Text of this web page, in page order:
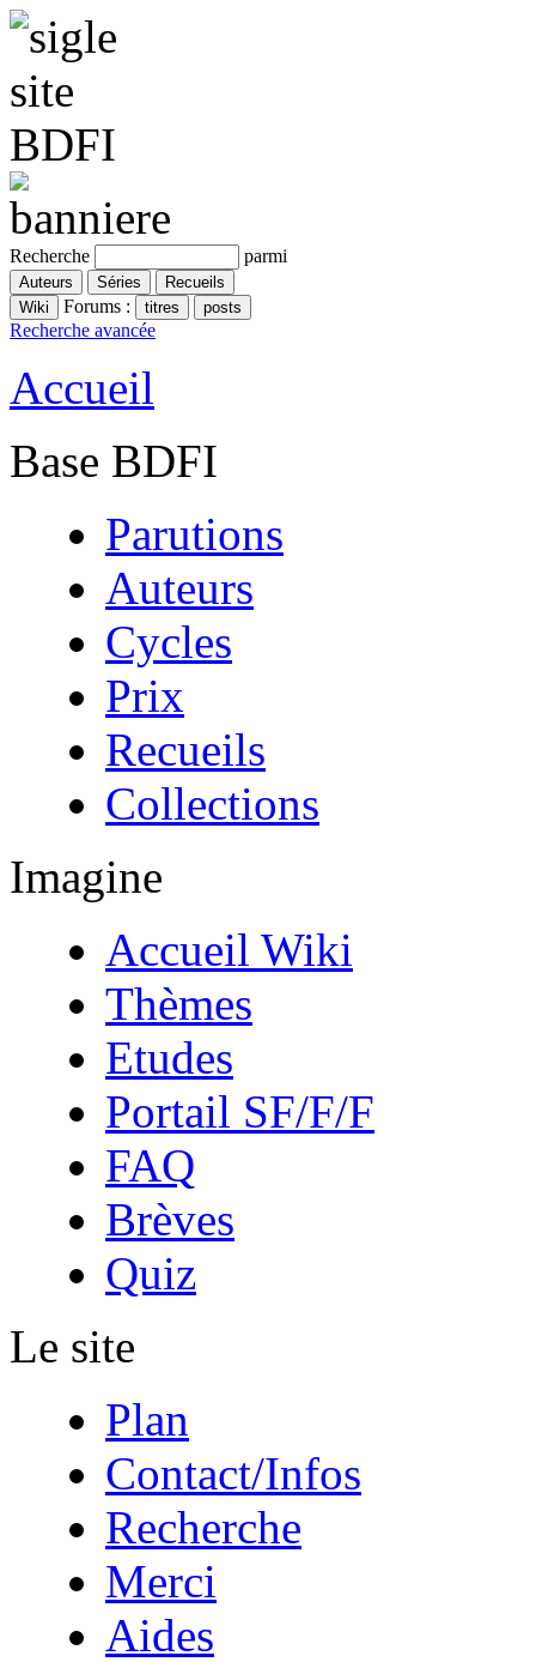
Recherche parmi
Forums :
Recherche avancée
Accueil
Base BDFI
Parutions
Auteurs
Cycles
Prix
Recueils
Collections
Imagine
Accueil Wiki
Thèmes
Etudes
Portail SF/F/F
FAQ
Brèves
Quiz
Le site
Plan
Contact/Infos
Recherche
Merci
Aides